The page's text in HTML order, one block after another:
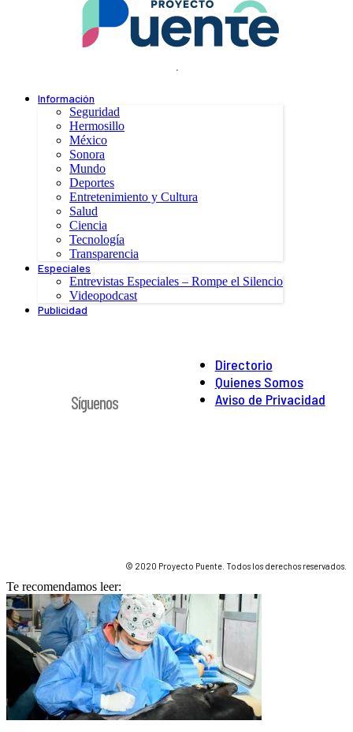
.
Información
Seguridad
Hermosillo
México
Sonora
Mundo
Deportes
Entretenimiento y Cultura
Salud
Ciencia
Tecnología
Transparencia
Especiales
Entrevistas Especiales – Rompe el Silencio
Videopodcast
Publicidad
Directorio
Quienes Somos
Aviso de Privacidad
Síguenos
© 2020 Proyecto Puente. Todos los derechos reservados.
Te recomendamos leer: